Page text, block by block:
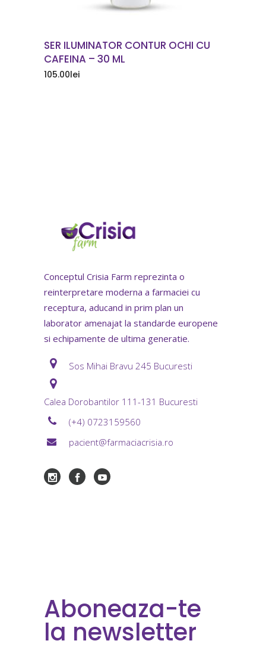
SER ILUMINATOR CONTUR OCHI CU
CAFEINA – 30 ML
105.00lei
Conceptul Crisia Farm reprezinta o
reinterpretare moderna a farmaciei cu
receptura, aducand in prim plan un
laborator amenajat la standarde europene
si echipamente de ultima generatie.
Sos Mihai Bravu 245 Bucuresti
Calea Dorobantilor 111-131 Bucuresti
(+4) 0723159560
pacient@farmaciacrisia.ro
Aboneaza-te
la newsletter